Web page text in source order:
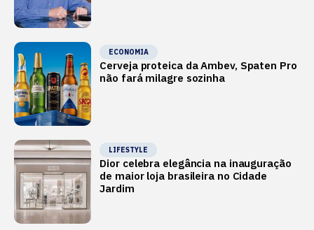
ECONOMIA
Cerveja proteica da Ambev, Spaten Pro
não fará milagre sozinha
LIFESTYLE
Dior celebra elegância na inauguração
de maior loja brasileira no Cidade
Jardim